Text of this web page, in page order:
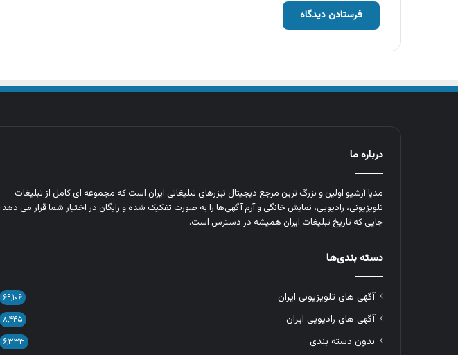
درباره ما
مدیا آرشیو اولین و بزرگ‌ ترین مرجع دیجیتال تیزرهای تبلیغاتی ایران است که مجموعه‌ ای کامل از تبلیغات
تلویزیونی، رادیویی، نمایش خانگی و آرم‌ آگهی‌ها را به‌ صورت تفکیک‌ شده و رایگان در اختیار شما قرار می‌ دهد؛
جایی که تاریخ تبلیغات ایران همیشه در دسترس است.
دسته بندی‌ها
آگهی های تلویزیونی ایران ۶۹,۱۰۶
آگهی های رادیویی ایران ۸,۴۴۵
بدون دسته بندی ۶,۳۳۳